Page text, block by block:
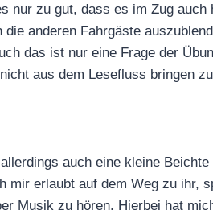
nur zu gut, dass es im Zug auch
anderen Fahrgäste
das ist nur eine Frage der
aus dem Lesefluss bringen
auch eine kleine
mir erlaubt auf dem Weg zu ihr,
Musik zu hören. Hierbei hat